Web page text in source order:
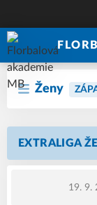
Ženy
EXTRALIGA
19. 9.